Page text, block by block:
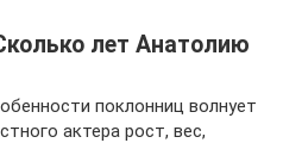
лет Анатолию
поклонниц волнует
актера рост, вес,